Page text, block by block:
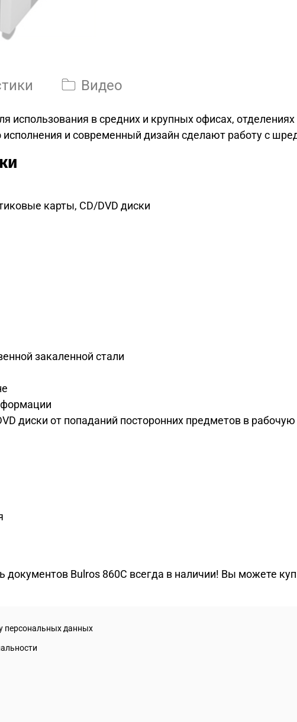
Видео
использования в средних и крупных офисах,
исполнения и современный дизайн сделают работу с
карты, CD/DVD диски
закаленной стали
диски от попаданий посторонних предметов в рабочую
Bulros 860C всегда в наличии! Вы можете
персональных данных